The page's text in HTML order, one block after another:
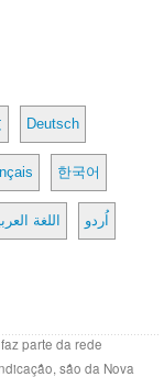
Deutsch
한국어
اللغة اُردو
parte da rede
são da Nova